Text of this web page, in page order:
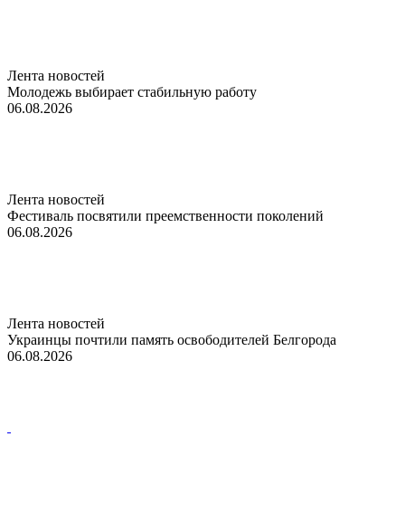
Лента новостей
Молодежь выбирает стабильную работу
06.08.2026
Лента новостей
Фестиваль посвятили преемственности поколений
06.08.2026
Лента новостей
Украинцы почтили память освободителей Белгорода
06.08.2026